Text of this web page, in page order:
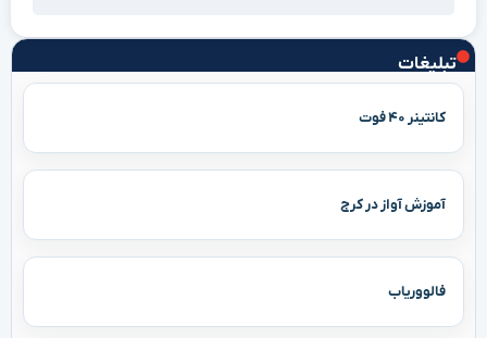
تبلیغات
کانتینر ۴۰ فوت
آموزش آواز در کرج
فالووریاب